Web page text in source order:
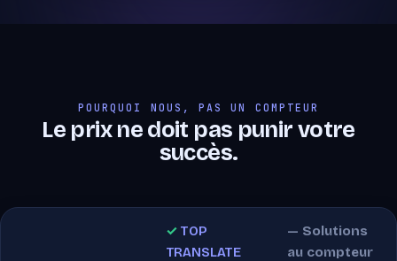
POURQUOI NOUS, PAS UN COMPTEUR
Le prix ne doit pas punir votre
succès.
TOP
TRANSLATE
Solutions
au compteur